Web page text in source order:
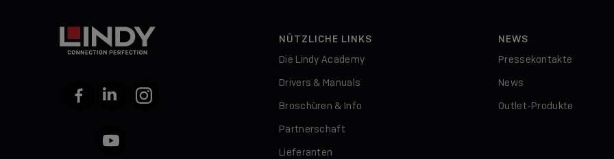
FacebookLinkedInInstagram
YouTube
NÜTZLICHE LINKS
Die Lindy Academy
Drivers & Manuals
Broschüren & Info
Partnerschaft
Lieferanten
NEWS
Pressekontakte
News
Outlet-Produkte